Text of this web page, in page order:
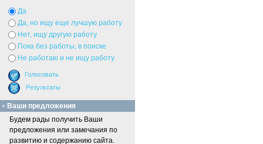
Да
Да, но ищу еще лучшую работу
Нет, ищу другую работу
Пока без работы, в поиске
Не работаю и не ищу работу
Ваши предложения
Будем рады получить Ваши
предложения или замечания по
развитию и содержанию сайта.